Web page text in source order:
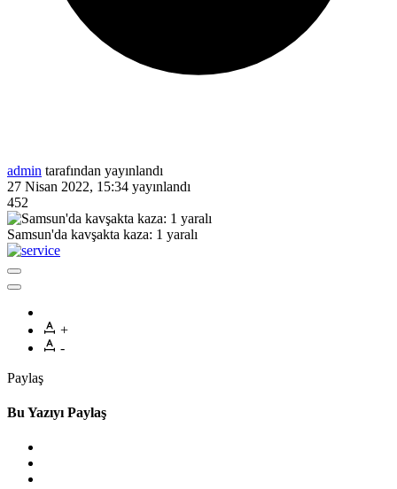
admin tarafından yayınlandı
27 Nisan 2022, 15:34 yayınlandı
452
Samsun'da kavşakta kaza: 1 yaralı
+
-
Paylaş
Bu Yazıyı Paylaş